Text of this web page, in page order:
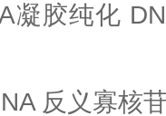
凝胶纯化
反义寡核